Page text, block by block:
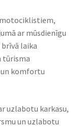
ar mūsdienīgu
laika
tūrisma
komfortu
uzlabotu karkasu,
un uzlabotu